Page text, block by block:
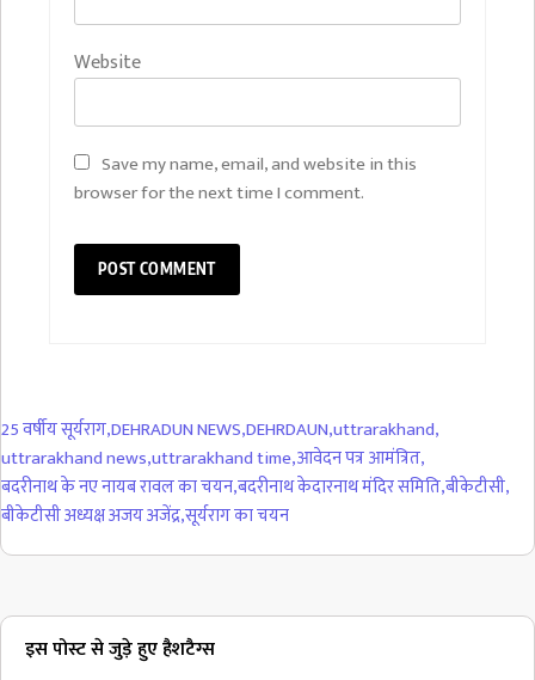
Website
Save my name, email, and website in this
browser for the next time I comment.
25 वर्षीय सूर्यराग,DEHRADUN NEWS,DEHRDAUN,uttrarakhand,
uttrarakhand news,uttrarakhand time,आवेदन पत्र आमंत्रित,
बदरीनाथ के नए नायब रावल का चयन,बदरीनाथ केदारनाथ मंदिर समिति,बीकेटीसी,
बीकेटीसी अध्यक्ष अजय अजेंद्र,सूर्यराग का चयन
इस पोस्ट से जुड़े हुए हैशटैग्स